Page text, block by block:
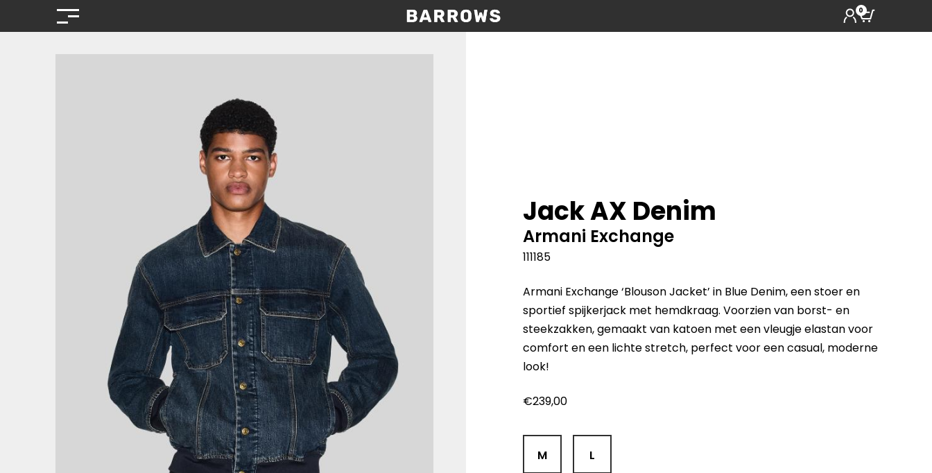
0
Jack AX Denim
Armani Exchange
111185
Armani Exchange ‘Blouson Jacket’ in Blue Denim, een stoer en
sportief spijkerjack met hemdkraag. Voorzien van borst- en
steekzakken, gemaakt van katoen met een vleugje elastan voor
comfort en een lichte stretch, perfect voor een casual, moderne
look!
€239,00
M L